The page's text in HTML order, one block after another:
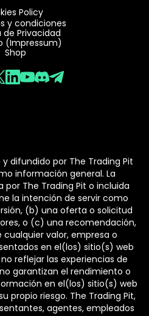
Policy
y condiciones
de Privacidad
(Impressum)
Shop
difundido por The Trading Pit
información general. La
The Trading Pit o incluida
la intención de servir como
(b) una oferta o solicitud
o (c) una recomendación,
valor, empresa o
en el(los) sitio(s) web
reflejar las experiencias de
garantizan el rendimiento o
en el(los) sitio(s) web
propio riesgo. The Trading Pit,
agentes, empleados